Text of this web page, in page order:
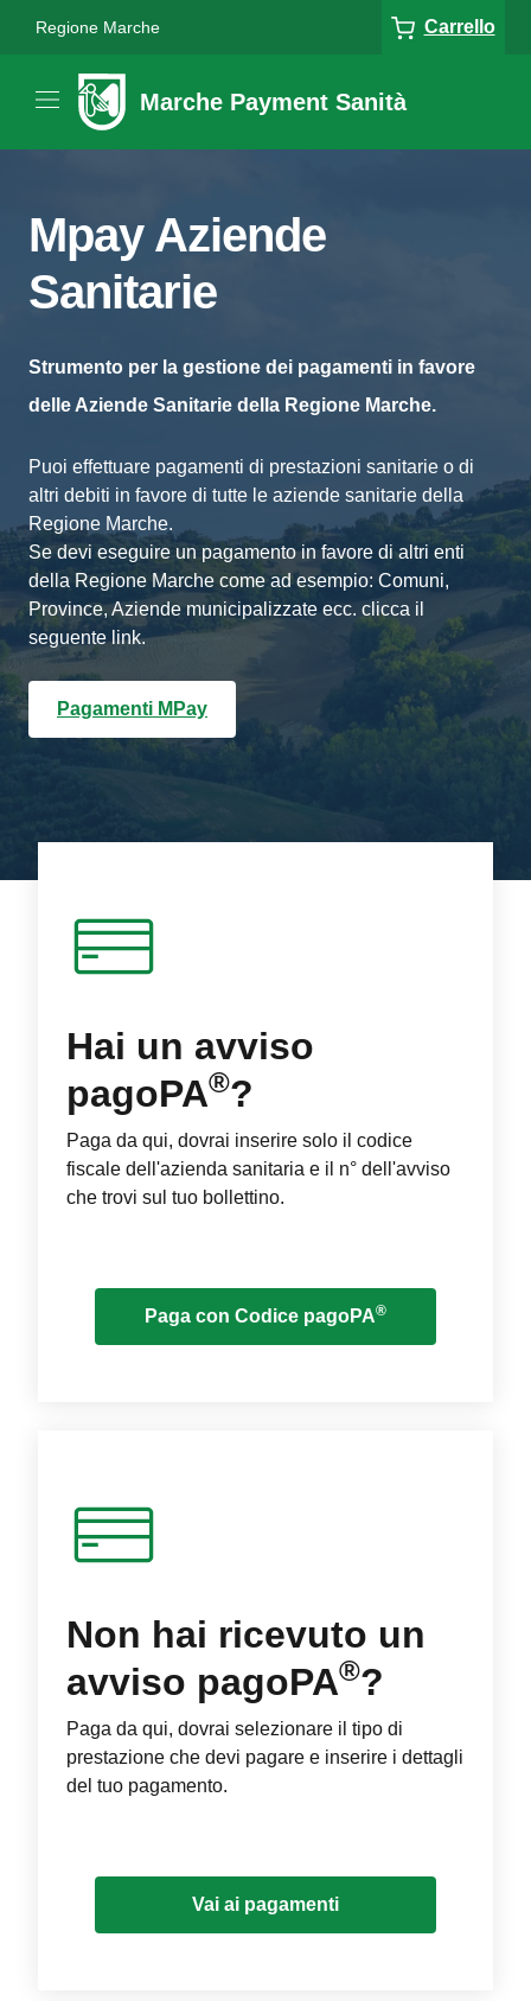
Regione Marche Carrello
Marche Payment Sanità
Mpay Aziende
Sanitarie
Strumento per la gestione dei pagamenti in favore
delle Aziende Sanitarie della Regione Marche.
Puoi effettuare pagamenti di prestazioni sanitarie o di
altri debiti in favore di tutte le aziende sanitarie della
Regione Marche.
Se devi eseguire un pagamento in favore di altri enti
della Regione Marche come ad esempio: Comuni,
Province, Aziende municipalizzate ecc. clicca il
seguente link.
Pagamenti MPay
Hai un avviso
pagoPA®?
Paga da qui, dovrai inserire solo il codice
fiscale dell'azienda sanitaria e il n° dell'avviso
che trovi sul tuo bollettino.
Paga con Codice pagoPA®
Non hai ricevuto un
avviso pagoPA®?
Paga da qui, dovrai selezionare il tipo di
prestazione che devi pagare e inserire i dettagli
del tuo pagamento.
Vai ai pagamenti